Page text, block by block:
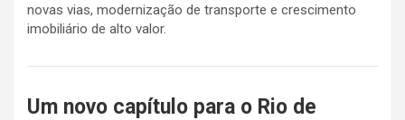
novas vias, modernização de transporte e crescimento
imobiliário de alto valor.
Um novo capítulo para o Rio de